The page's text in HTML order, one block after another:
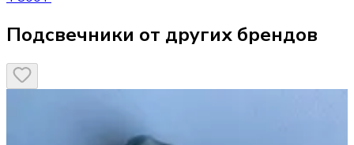
Подсвечники от других брендов